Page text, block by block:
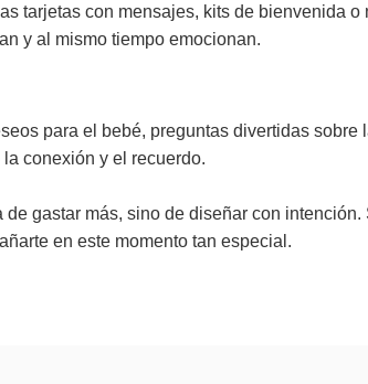
tarjetas con mensajes, kits de bienvenida o
y al mismo tiempo emocionan.
para el bebé, preguntas divertidas sobre
conexión y el recuerdo.
gastar más, sino de diseñar con intención.
en este momento tan especial.